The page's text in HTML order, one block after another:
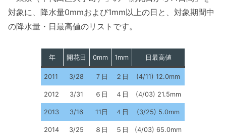
対象に、降水量0mmおよび1mm以上の日と、対象期間中
の降水量・日最高値のリストです。
年 開花日 0mm 1mm 日最高値
2011 3/28 ７日 ２日 (4/11) 12.0mm
2012 3/31 ６日 ４日 (4/03) 21.5mm
2013 3/16 11日 ４日 (3/25) 5.0mm
2014 3/25 ８日 ５日 (4/03) 65.0mm